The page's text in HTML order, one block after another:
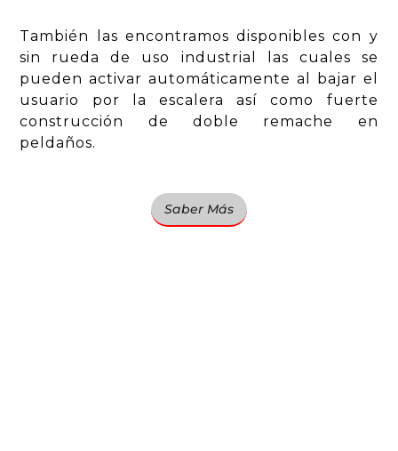
También las encontramos disponibles con y
sin rueda de uso industrial las cuales se
pueden activar automáticamente al bajar el
usuario por la escalera así como fuerte
construcción de doble remache en
peldaños.
Saber Más